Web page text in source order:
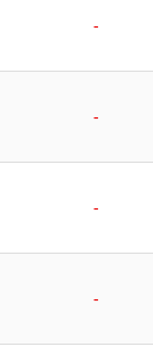
-
-
-
-